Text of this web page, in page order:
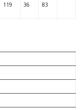
119 36 83